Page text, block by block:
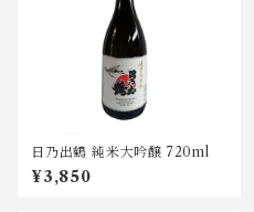
日乃出鶴 純米大吟醸 720ml
¥3,850